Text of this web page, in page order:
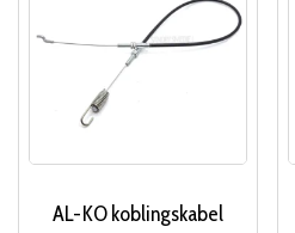
AL-KO koblingskabel